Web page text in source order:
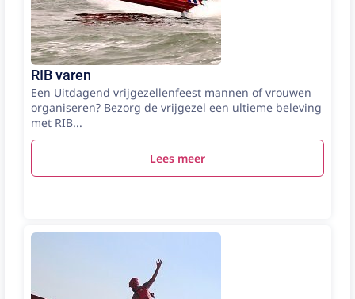
RIB varen
Een Uitdagend vrijgezellenfeest mannen of vrouwen
organiseren? Bezorg de vrijgezel een ultieme beleving
met RIB...
Lees meer